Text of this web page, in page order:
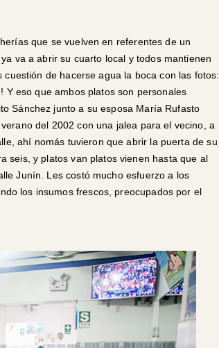
que se vuelven en referentes de un
va a abrir su cuarto local y todos mantienen
de hacerse agua la boca con las fotos:
eso que ambos platos son personales
Sánchez junto a su esposa María Rufasto
del 2002 con una jalea para el vecino, a
ahí nomás tuvieron que abrir la puerta de su
seis, y platos van platos vienen hasta que al
Junín. Les costó mucho esfuerzo a los
los insumos frescos, preocupados por el